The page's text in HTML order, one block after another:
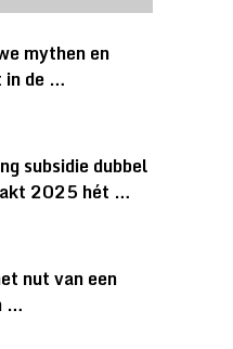
mythen en
de …
subsidie dubbel
2025 hét …
nut van een
…